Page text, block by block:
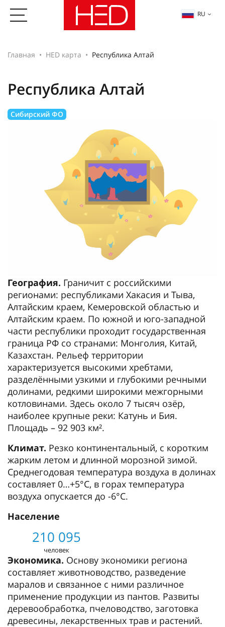
RU
Главная HED карта Республика Алтай
Республика Алтай
Сибирский ФО
География. Граничит с российскими
регионами: республиками Хакасия и Тыва,
Алтайским краем, Кемеровской областью и
Алтайским краем. По южной и юго-западной
части республики проходит государственная
граница РФ со странами: Монголия, Китай,
Казахстан. Рельеф территории
характеризуется высокими хребтами,
разделёнными узкими и глубокими речными
долинами, редкими широкими межгорными
котловинами. Здесь около 7 тысяч озёр,
наиболее крупные реки: Катунь и Бия.
Площадь – 92 903 км².
Климат. Резко континентальный, с коротким
жарким летом и длинной морозной зимой.
Среднегодовая температура воздуха в долинах
составляет 0…+5°C, в горах температура
воздуха опускается до -6°C.
Население
210 095
человек
Экономика. Основу экономики региона
составляет животноводство, разведение
маралов и связанное с ними различное
применение продукции из пантов. Развиты
деревообработка, пчеловодство, заготовка
древесины, лекарственных трав и растений.